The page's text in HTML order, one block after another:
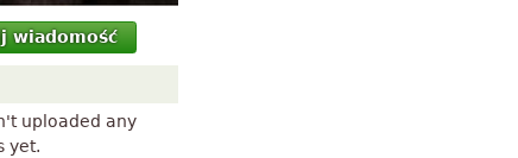
wiadomość
uploaded any
yet.